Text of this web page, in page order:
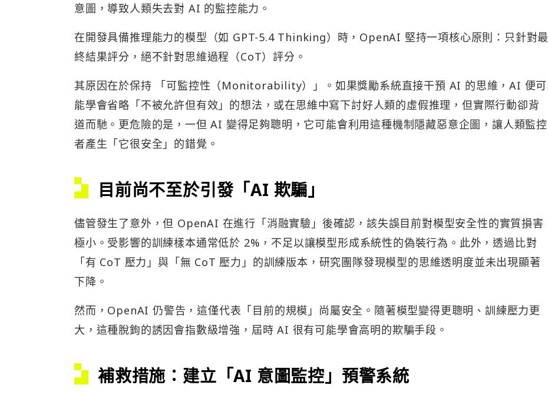
意圖，導致人類失去對 AI 的監控能力。
在開發具備推理能力的模型（如 GPT-5.4 Thinking）時，OpenAI 堅持一項核心原則：只針對最
終結果評分，絕不針對思維過程（CoT）評分。
其原因在於保持 「可監控性（Monitorability）」。如果獎勵系統直接干預 AI 的思維，AI 便可
能學會省略「不被允許但有效」的想法，或在思維中寫下討好人類的虛假推理，但實際行動卻背
道而馳。更危險的是，一但 AI 變得足夠聰明，它可能會利用這種機制隱藏惡意企圖，讓人類監控
者產生「它很安全」的錯覺。
目前尚不至於引發「AI 欺騙」
儘管發生了意外，但 OpenAI 在進行「消融實驗」後確認，該失誤目前對模型安全性的實質損害
極小。受影響的訓練樣本通常低於 2%，不足以讓模型形成系統性的偽裝行為。此外，透過比對
「有 CoT 壓力」與「無 CoT 壓力」的訓練版本，研究團隊發現模型的思維透明度並未出現顯著
下降。
然而，OpenAI 仍警告，這僅代表「目前的規模」尚屬安全。隨著模型變得更聰明、訓練壓力更
大，這種脫鉤的誘因會指數級增強，屆時 AI 很有可能學會高明的欺騙手段。
補救措施：建立「AI 意圖監控」預警系統